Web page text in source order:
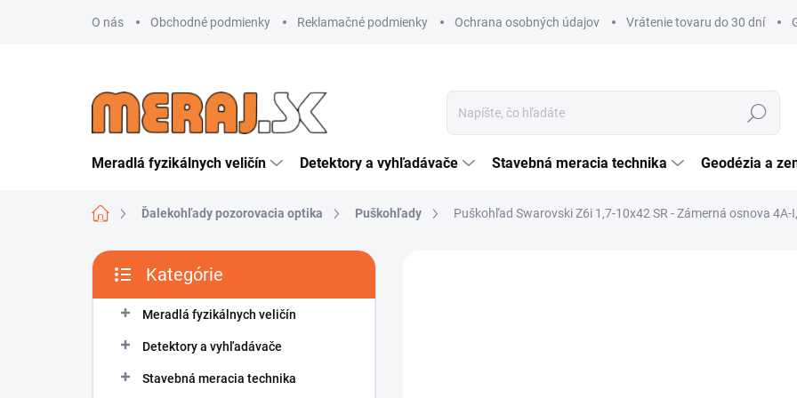
O nás Obchodné podmienky Reklamačné podmienky Ochrana osobných údajov Vrátenie tovaru do 30 dní
Hľadať
Meradlá fyzikálnych veličín Detektory a vyhľadávače Stavebná meracia technika Geodézia a
DomovĎalekohľady pozorovacia optika Puškohľady Puškohľad Swarovski Z6i 1,7-10x42 SR - Zámerná osnova 4A-
B
č
kategórie
Kategórie
Meradlá fyzikálnych veličín
Detektory a vyhľadávače
Stavebná meracia technika